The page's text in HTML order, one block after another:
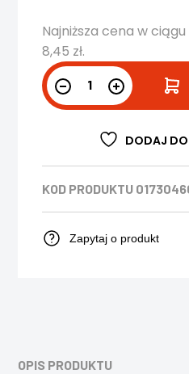
Najniższa cena w
8,45 zł.
DODAJ
KOD PRODUKTU
Zapytaj o produkt
OPIS PRODUKTU